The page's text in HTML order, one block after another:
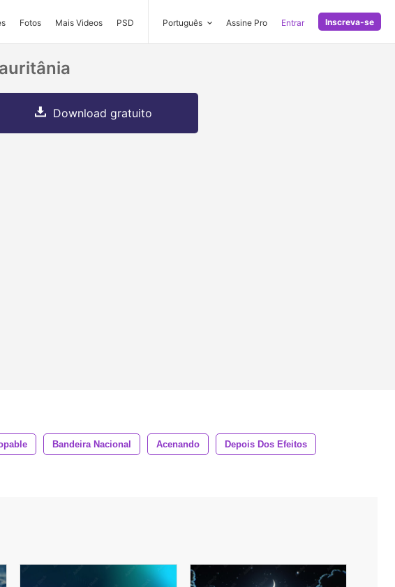
Fotos Mais Videos PSD Português Assine Pro Entrar Inscreva-se
Download gratuito
Bandeira Nacional Acenando Depois Dos Efeitos